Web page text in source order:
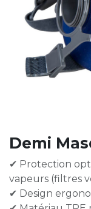
Demi
✔ Protection
vapeurs (filtres
✔ Design